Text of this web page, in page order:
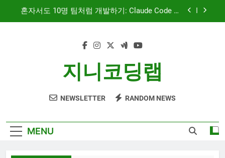
문서 중심 개발(DDD)과 TDD — AI 코딩 에이전트
보여주는 시대
혼자서도 10명 팀처럼 개발하기: Claude Code 서
문서 중심 개발(DDD)과 TDD — AI 코딩 에이전트
AI와 함께하는 CMS 이야기
지니코딩랩
NEWSLETTER RANDOM NEWS
MENU